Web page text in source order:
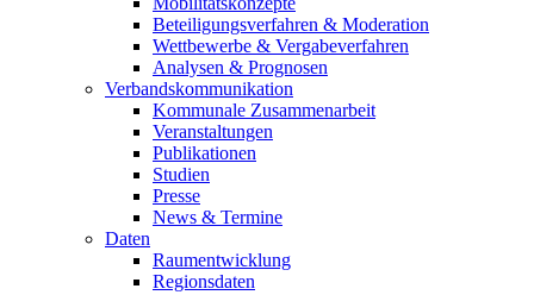
Beteiligungsverfahren & Moderation
Wettbewerbe & Vergabeverfahren
Analysen & Prognosen
Verbandskommunikation
Kommunale Zusammenarbeit
Veranstaltungen
Publikationen
Studien
Presse
News & Termine
Daten
Raumentwicklung
Regionsdaten